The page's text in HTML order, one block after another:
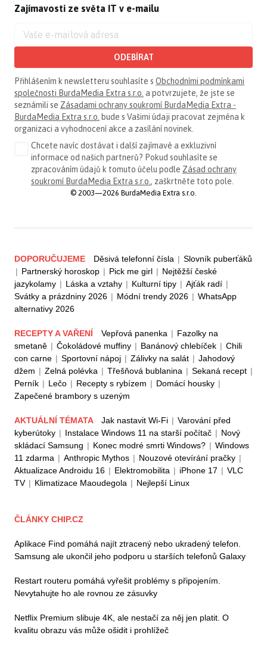
Zajímavosti ze světa IT v e-mailu
ODEBÍRAT
Přihlášením k newsletteru souhlasíte s Obchodními podmínkami
společnosti BurdaMedia Extra s.r.o. a potvrzujete, že jste se
seznámili se Zásadami ochrany soukromí BurdaMedia Extra -
BurdaMedia Extra s.r.o. bude s Vašimi údaji pracovat zejména k
organizaci a vyhodnocení akce a zasílání novinek.
Chcete navíc dostávat i další zajímavé a exkluzivní
informace od našich partnerů? Pokud souhlasíte se
zpracováním údajů k tomuto účelu podle Zásad ochrany
soukromí BurdaMedia Extra s.r.o. , zaškrtněte toto pole.
© 2003—2026 BurdaMedia Extra s.r.o.
DOPORUČUJEME Děsivá telefonní čísla | Slovník puberťáků
| Partnerský horoskop | Pick me girl | Nejtěžší české
jazykolamy | Láska a vztahy | Kulturní tipy | Ajťák radí |
Svátky a prázdniny 2026 | Módní trendy 2026 | WhatsApp
alternativy 2026
RECEPTY A VAŘENÍ Vepřová panenka | Fazolky na
smetaně | Čokoládové muffiny | Banánový chlebíček | Chili
con carne | Sportovní nápoj | Zálivky na salát | Jahodový
džem | Zelná polévka | Třešňová bublanina | Sekaná recept |
Perník | Lečo | Recepty s rybízem | Domácí housky |
Zapečené brambory s uzeným
AKTUÁLNÍ TÉMATA Jak nastavit Wi-Fi | Varování před
kyberútoky | Instalace Windows 11 na starší počítač | Nový
skládací Samsung | Konec modré smrti Windows? | Windows
11 zdarma | Anthropic Mythos | Nouzové otevírání pračky |
Aktualizace Androidu 16 | Elektromobilita | iPhone 17 | VLC
TV | Klimatizace Maoudegola | Nejlepší Linux
ČLÁNKY CHIP.CZ
Aplikace Find pomáhá najít ztracený nebo ukradený telefon.
Samsung ale ukončil jeho podporu u starších telefonů Galaxy
Restart routeru pomáhá vyřešit problémy s připojením.
Nevytahujte ho ale rovnou ze zásuvky
Netflix Premium slibuje 4K, ale nestačí za něj jen platit. O
kvalitu obrazu vás může ošidit i prohlížeč